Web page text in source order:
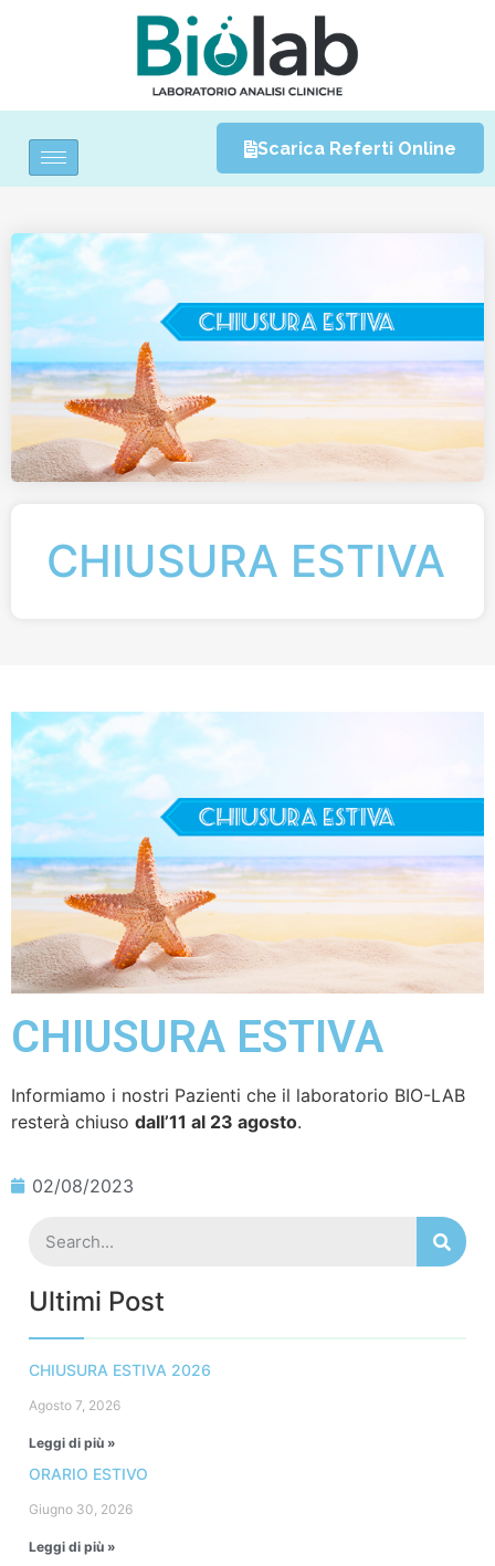
Scarica Referti Online
CHIUSURA ESTIVA
CHIUSURA ESTIVA
Informiamo i nostri Pazienti che il laboratorio BIO-LAB
resterà chiuso dall’11 al 23 agosto.
02/08/2023
Ultimi Post
CHIUSURA ESTIVA 2026
Agosto 7, 2026
Leggi di più »
ORARIO ESTIVO
Giugno 30, 2026
Leggi di più »